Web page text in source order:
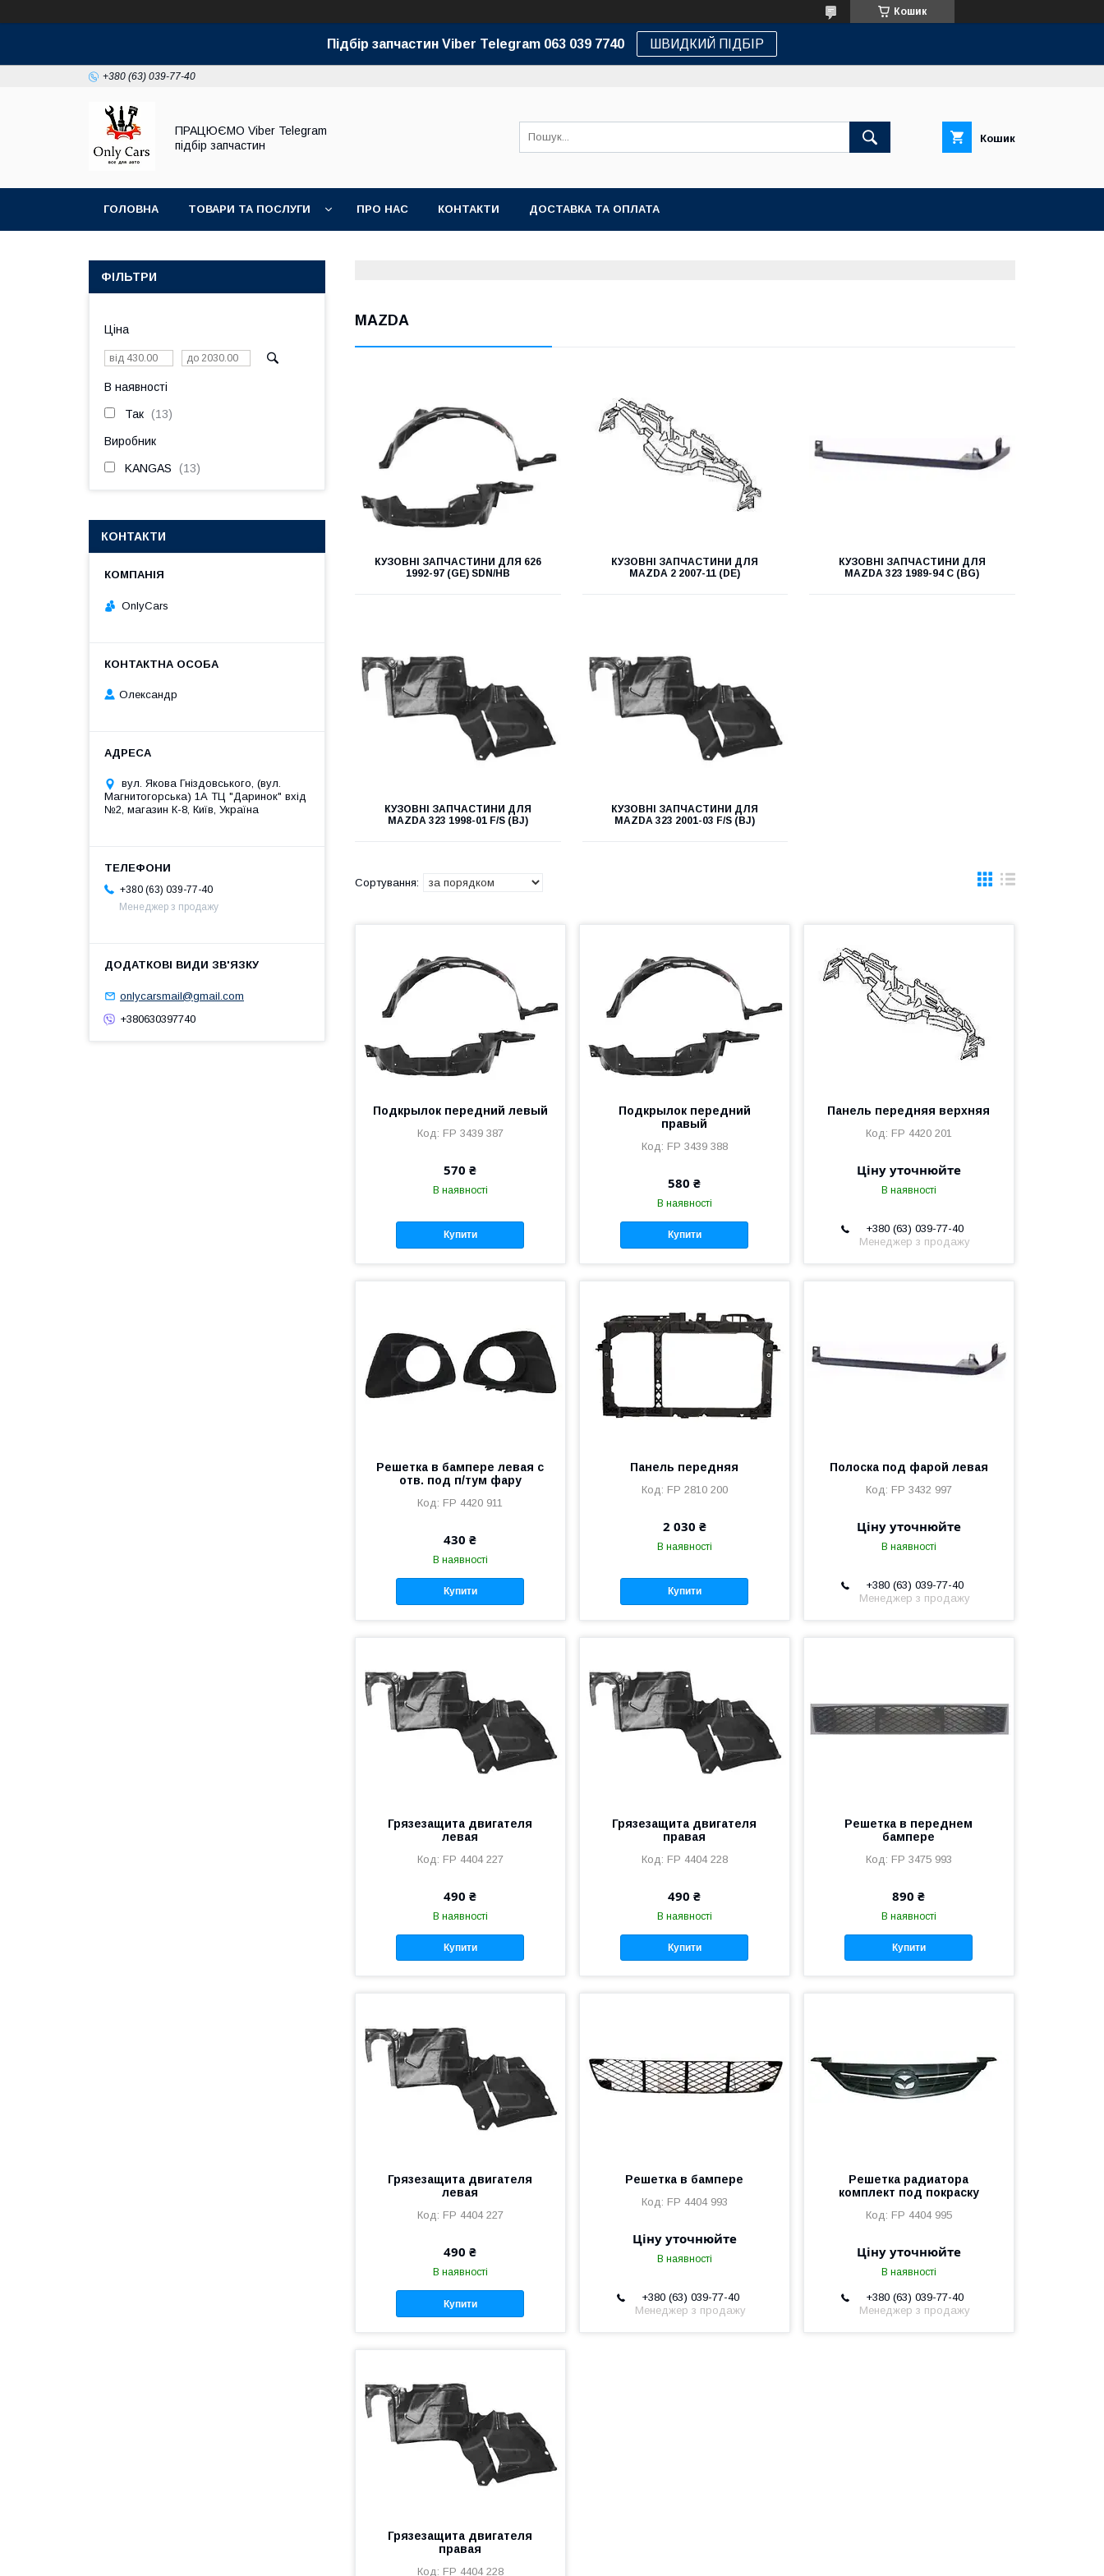
Кошик
Підбір запчастин Viber Telegram 063 039 7740 ШВИДКИЙ ПІДБІР
+380 (63) 039-77-40
ПРАЦЮЄМО Viber Telegram
підбір запчастин
Кошик
ГОЛОВНА ТОВАРИ ТА ПОСЛУГИ ПРО НАС КОНТАКТИ ДОСТАВКА ТА ОПЛАТА
MAZDA
КУЗОВНІ ЗАПЧАСТИНИ ДЛЯ 626
1992-97 (GE) SDN/HB
КУЗОВНІ ЗАПЧАСТИНИ ДЛЯ
MAZDA 2 2007-11 (DE)
КУЗОВНІ ЗАПЧАСТИНИ ДЛЯ
MAZDA 323 1989-94 C (BG)
КУЗОВНІ ЗАПЧАСТИНИ ДЛЯ
MAZDA 323 1998-01 F/S (BJ)
КУЗОВНІ ЗАПЧАСТИНИ ДЛЯ
MAZDA 323 2001-03 F/S (BJ)
Подкрылок передний левый
FP 3439 387
570 ₴
В наявності
Купити
Подкрылок передний
правый
FP 3439 388
580 ₴
В наявності
Купити
Панель передняя верхняя
FP 4420 201
Ціну уточнюйте
В наявності
+380 (63) 039-77-40
Менеджер з продажу
Решетка в бампере левая с
отв. под п/тум фару
FP 4420 911
430 ₴
В наявності
Купити
Панель передняя
FP 2810 200
2 030 ₴
В наявності
Купити
Полоска под фарой левая
FP 3432 997
Ціну уточнюйте
В наявності
+380 (63) 039-77-40
Менеджер з продажу
Грязезащита двигателя
левая
FP 4404 227
490 ₴
В наявності
Купити
Грязезащита двигателя
правая
FP 4404 228
490 ₴
В наявності
Купити
Решетка в переднем
бампере
FP 3475 993
890 ₴
В наявності
Купити
Грязезащита двигателя
левая
FP 4404 227
490 ₴
В наявності
Купити
Решетка в бампере
FP 4404 993
Ціну уточнюйте
В наявності
+380 (63) 039-77-40
Менеджер з продажу
Решетка радиатора
комплект под покраску
FP 4404 995
Ціну уточнюйте
В наявності
+380 (63) 039-77-40
Менеджер з продажу
Грязезащита двигателя
правая
FP 4404 228
ФІЛЬТРИ
Ціна
В наявності
Так 13
Виробник
KANGAS 13
КОНТАКТИ
OnlyCars
Олександр
вул. Якова Гніздовського, (вул.
Магнитогорська) 1А ТЦ "Даринок" вхід
№2, магазин К-8, Київ, Україна
+380 (63) 039-77-40
Менеджер з продажу
onlycarsmail@gmail.com
+380630397740